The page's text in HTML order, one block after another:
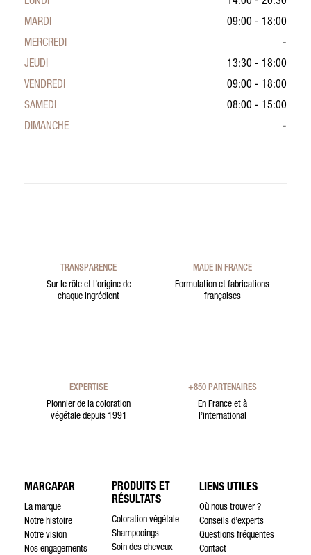
MARDI
09:00 - 18:00
MERCREDI
-
JEUDI
13:30 - 18:00
VENDREDI
09:00 - 18:00
SAMEDI
08:00 - 15:00
DIMANCHE
-
TRANSPARENCE
Sur le rôle et l’origine de
chaque ingrédient
MADE IN FRANCE
Formulation et fabrications
françaises
EXPERTISE
Pionnier de la coloration
végétale depuis 1991
+850 PARTENAIRES
En France et à
l’international
MARCAPAR
La marque
Notre histoire
Notre vision
Nos engagements
PRODUITS ET
RÉSULTATS
Coloration végétale
Shampooings
Soin des cheveux
LIENS UTILES
Où nous trouver ?
Conseils d’experts
Questions fréquentes
Contact